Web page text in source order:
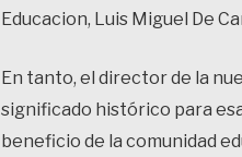
Educacion, Luis Miguel De
En tanto, el director de la
significado histórico para
beneficio de la comunidad